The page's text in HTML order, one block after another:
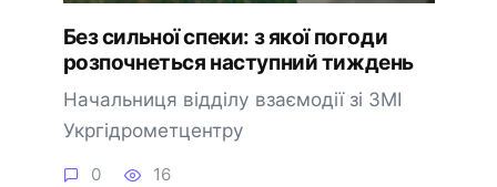
Без сильної спеки: з якої погоди
розпочнеться наступний тиждень
Начальниця відділу взаємодії зі ЗМІ
Укргідрометцентру
0 16